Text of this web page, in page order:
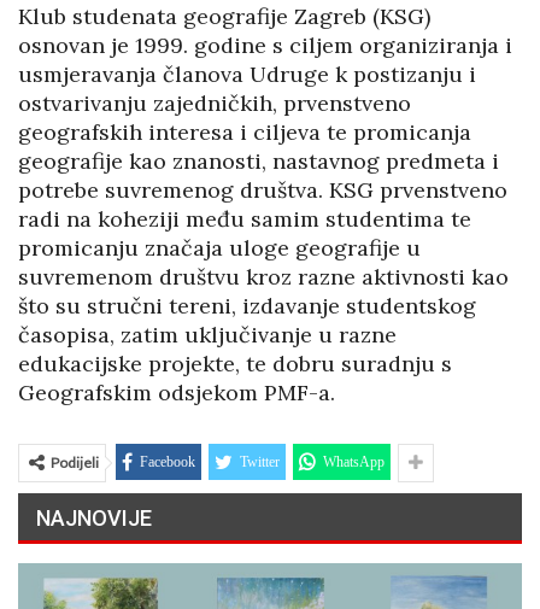
Klub studenata geografije Zagreb (KSG)
osnovan je 1999. godine s ciljem organiziranja i
usmjeravanja članova Udruge k postizanju i
ostvarivanju zajedničkih, prvenstveno
geografskih interesa i ciljeva te promicanja
geografije kao znanosti, nastavnog predmeta i
potrebe suvremenog društva. KSG prvenstveno
radi na koheziji među samim studentima te
promicanju značaja uloge geografije u
suvremenom društvu kroz razne aktivnosti kao
što su stručni tereni, izdavanje studentskog
časopisa, zatim uključivanje u razne
edukacijske projekte, te dobru suradnju s
Geografskim odsjekom PMF-a.
Podijeli Facebook Twitter WhatsApp
NAJNOVIJE